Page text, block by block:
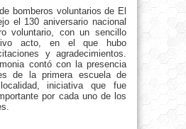
bomberos voluntarios de El
el 130 aniversario nacional
voluntario, con un sencillo
acto, en el que hubo
y agradecimientos.
contó con la presencia
de la primera escuela de
iniciativa que fue
por cada uno de los